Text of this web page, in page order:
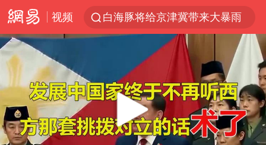
视频
白海豚将给京津冀带来大暴雨
刘嘉玲晒与周星驰合照
《披荆斩棘2026》阵容官宣
上海有出现龙卷潜势
国足U17与阿森纳决赛取消 并列冠军
香港高温刷新历史纪录